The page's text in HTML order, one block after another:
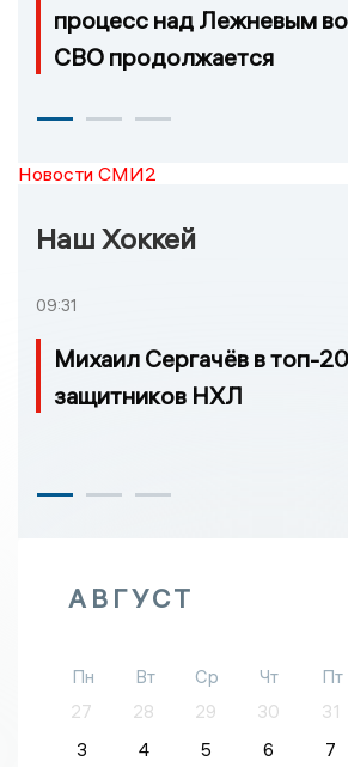
процесс над Лежневым
СВО продолжается
Новости СМИ2
Наш Хоккей
09:31
Михаил Сергачёв в топ-
защитников НХЛ
АВГУСТ
Пн Вт Ср Чт Пт
27
28 29 30 31
3
4 5 6 7